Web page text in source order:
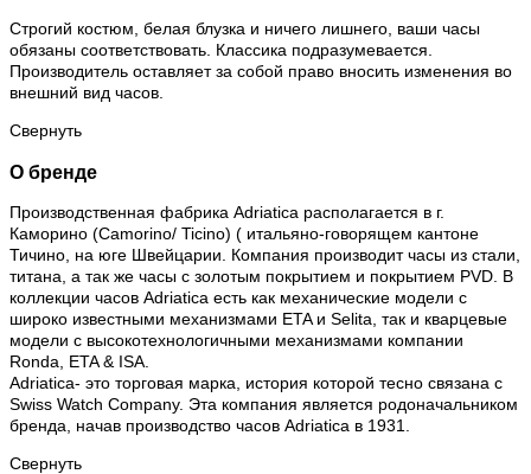
Строгий костюм, белая блузка и ничего лишнего, ваши часы
обязаны соответствовать. Классика подразумевается.
Производитель оставляет за собой право вносить изменения во
внешний вид часов.
Свернуть
О бренде
Производственная фабрика Adriatica располагается в г.
Каморино (Camorino/ Ticino) ( итальяно-говорящем кантоне
Тичино, на юге Швейцарии. Компания производит часы из стали,
титана, а так же часы с золотым покрытием и покрытием PVD. В
коллекции часов Adriatica есть как механические модели с
широко известными механизмами ETA и Selita, так и кварцевые
модели с высокотехнологичными механизмами компании
Ronda, ETA & ISA.
Adriatica- это торговая марка, история которой тесно связана с
Swiss Watch Company. Эта компания является родоначальником
бренда, начав производство часов Adriatica в 1931.
Свернуть